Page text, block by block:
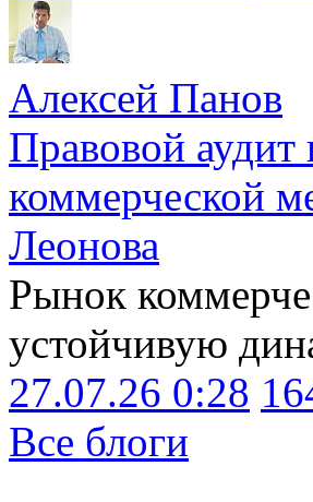
Алексей Панов
Правовой
коммерческой
Леонова
Рынок
устойчивую
27.07.26 0:28
Все блоги